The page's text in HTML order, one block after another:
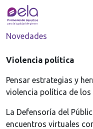
Novedades
Violencia política
Pensar estrategias y
violencia política de los
La Defensoría del
encuentros virtuales